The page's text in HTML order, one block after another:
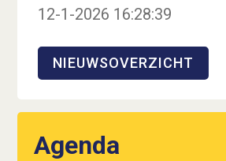
12-1-2026 16:28:39
NIEUWSOVERZICHT
Agenda